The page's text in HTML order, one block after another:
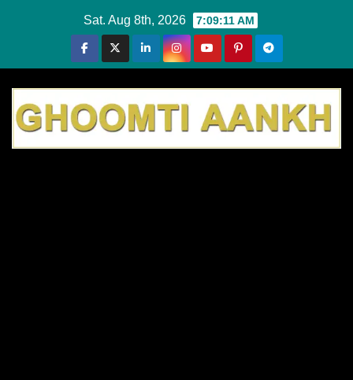
Sat. Aug 8th, 2026 7:09:12 AM